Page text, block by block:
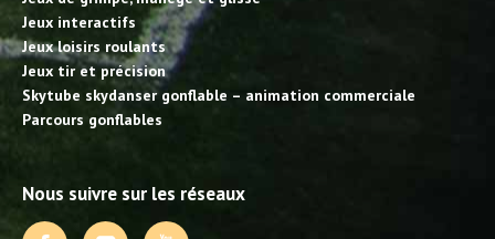
Jeux interactifs
Jeux loisirs roulants
Jeux tir et précision
Skytube skydanser gonflable – animation commerciale
Parcours gonflables
Nous suivre sur les réseaux